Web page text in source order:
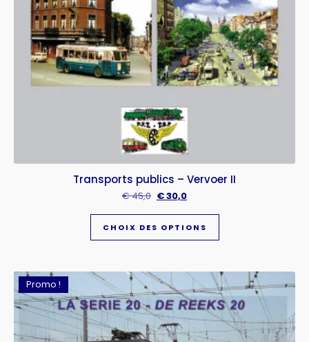
Transports publics – Vervoer II
€45,0 €30,0
CHOIX DES OPTIONS
Promo !